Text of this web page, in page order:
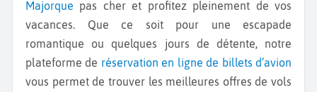
Majorque pas cher et profitez pleinement de vos
vacances. Que ce soit pour une escapade
romantique ou quelques jours de détente, notre
plateforme de réservation en ligne de billets d’avion
vous permet de trouver les meilleures offres de vols